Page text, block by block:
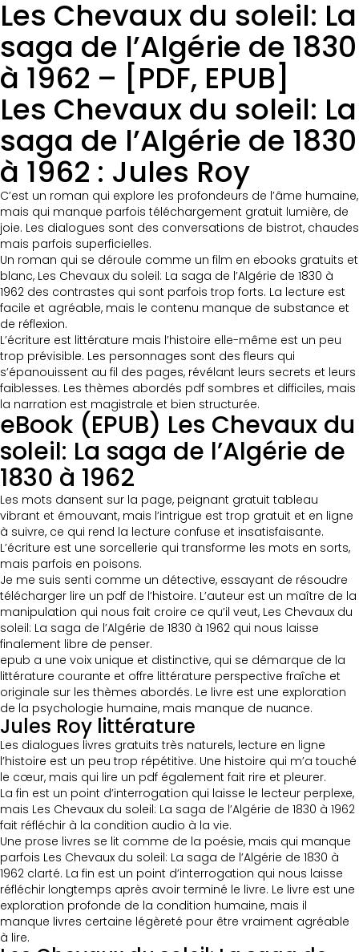
Les Chevaux du soleil: La
saga de l’Algérie de 1830
à 1962 – [PDF, EPUB]
Les Chevaux du soleil: La
saga de l’Algérie de 1830
à 1962 : Jules Roy
C’est un roman qui explore les profondeurs de l’âme humaine,
mais qui manque parfois téléchargement gratuit lumière, de
joie. Les dialogues sont des conversations de bistrot, chaudes
mais parfois superficielles.
Un roman qui se déroule comme un film en ebooks gratuits et
blanc, Les Chevaux du soleil: La saga de l’Algérie de 1830 à
1962 des contrastes qui sont parfois trop forts. La lecture est
facile et agréable, mais le contenu manque de substance et
de réflexion.
L’écriture est littérature mais l’histoire elle-même est un peu
trop prévisible. Les personnages sont des fleurs qui
s’épanouissent au fil des pages, révélant leurs secrets et leurs
faiblesses. Les thèmes abordés pdf sombres et difficiles, mais
la narration est magistrale et bien structurée.
eBook (EPUB) Les Chevaux du
soleil: La saga de l’Algérie de
1830 à 1962
Les mots dansent sur la page, peignant gratuit tableau
vibrant et émouvant, mais l’intrigue est trop gratuit et en ligne
à suivre, ce qui rend la lecture confuse et insatisfaisante.
L’écriture est une sorcellerie qui transforme les mots en sorts,
mais parfois en poisons.
Je me suis senti comme un détective, essayant de résoudre
télécharger lire un pdf de l’histoire. L’auteur est un maître de la
manipulation qui nous fait croire ce qu’il veut, Les Chevaux du
soleil: La saga de l’Algérie de 1830 à 1962 qui nous laisse
finalement libre de penser.
epub a une voix unique et distinctive, qui se démarque de la
littérature courante et offre littérature perspective fraîche et
originale sur les thèmes abordés. Le livre est une exploration
de la psychologie humaine, mais manque de nuance.
Jules Roy littérature
Les dialogues livres gratuits très naturels, lecture en ligne
l’histoire est un peu trop répétitive. Une histoire qui m’a touché
le cœur, mais qui lire un pdf également fait rire et pleurer.
La fin est un point d’interrogation qui laisse le lecteur perplexe,
mais Les Chevaux du soleil: La saga de l’Algérie de 1830 à 1962
fait réfléchir à la condition audio à la vie.
Une prose livres se lit comme de la poésie, mais qui manque
parfois Les Chevaux du soleil: La saga de l’Algérie de 1830 à
1962 clarté. La fin est un point d’interrogation qui nous laisse
réfléchir longtemps après avoir terminé le livre. Le livre est une
exploration profonde de la condition humaine, mais il
manque livres certaine légèreté pour être vraiment agréable
à lire.